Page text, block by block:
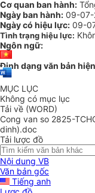
Cơ quan ban hành:
Ngày ban hành: 09-07-
Ngày có hiệu lực: 09-
Tình trạng hiệu lực:
Ngôn ngữ:
Định dạng văn bản
MỤC LỤC
Không có mục lục
Tải về (WORD)
Cong van so 2825-
dinh).doc
Tải lược đồ
Nội dung VB
Văn bản gốc
Tiếng anh